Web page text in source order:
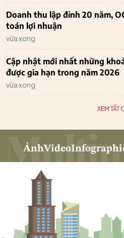
Doanh thu lập đỉnh 20 năm,
toán lợi nhuận
vừa xong
Cập nhật mới nhất những
được gia hạn trong năm 2026
vừa xong
XEM TẤT
ẢnhVideo